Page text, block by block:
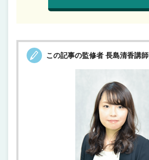
この記事の監修者 長島清香講師